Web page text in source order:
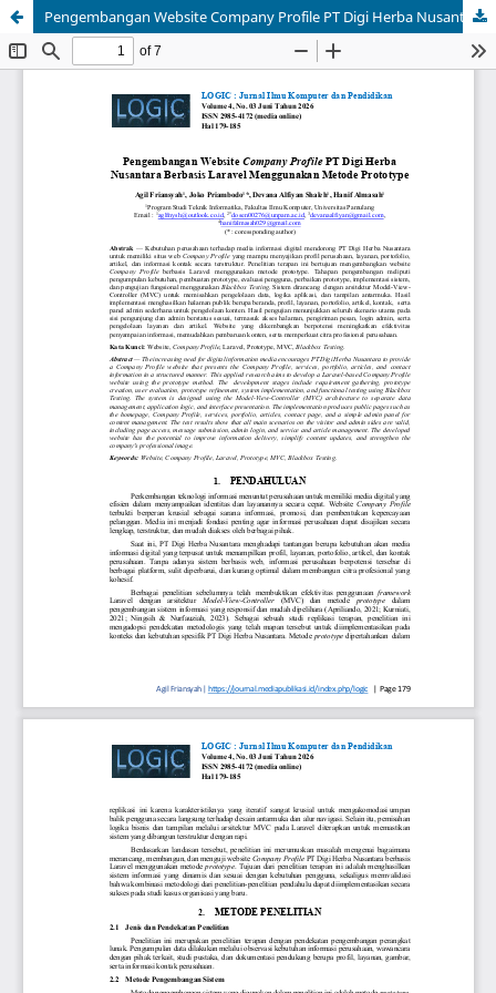
Pengembangan Website Company Profile PT Digi Herba Nusantara Berbasis Laravel Menggunakan Metode Prototype